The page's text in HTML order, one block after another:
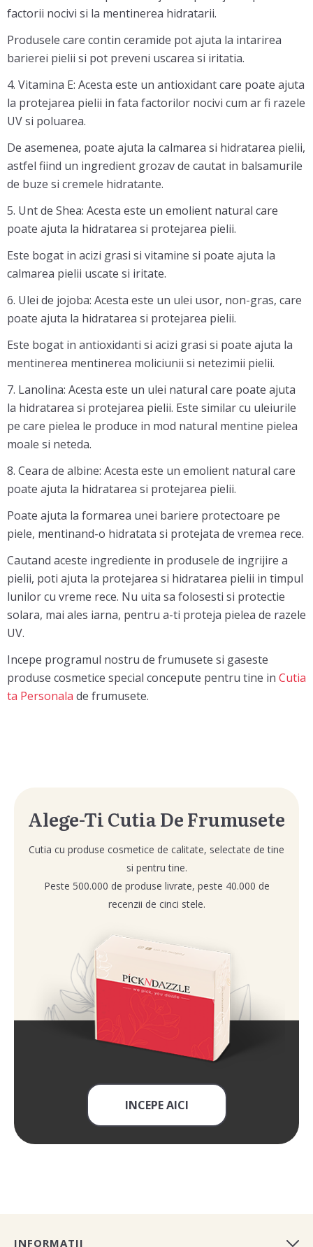
factorii nocivi si la mentinerea hidratarii.
Produsele care contin ceramide pot ajuta la intarirea
barierei pielii si pot preveni uscarea si iritatia.
4. Vitamina E: Acesta este un antioxidant care poate ajuta
la protejarea pielii in fata factorilor nocivi cum ar fi razele
UV si poluarea.
De asemenea, poate ajuta la calmarea si hidratarea pielii,
astfel fiind un ingredient grozav de cautat in balsamurile
de buze si cremele hidratante.
5. Unt de Shea: Acesta este un emolient natural care
poate ajuta la hidratarea si protejarea pielii.
Este bogat in acizi grasi si vitamine si poate ajuta la
calmarea pielii uscate si iritate.
6. Ulei de jojoba: Acesta este un ulei usor, non-gras, care
poate ajuta la hidratarea si protejarea pielii.
Este bogat in antioxidanti si acizi grasi si poate ajuta la
mentinerea mentinerea moliciunii si netezimii pielii.
7. Lanolina: Acesta este un ulei natural care poate ajuta
la hidratarea si protejarea pielii. Este similar cu uleiurile
pe care pielea le produce in mod natural mentine pielea
moale si neteda.
8. Ceara de albine: Acesta este un emolient natural care
poate ajuta la hidratarea si protejarea pielii.
Poate ajuta la formarea unei bariere protectoare pe
piele, mentinand-o hidratata si protejata de vremea rece.
Cautand aceste ingrediente in produsele de ingrijire a
pielii, poti ajuta la protejarea si hidratarea pielii in timpul
lunilor cu vreme rece. Nu uita sa folosesti si protectie
solara, mai ales iarna, pentru a-ti proteja pielea de razele
UV.
Incepe programul nostru de frumusete si gaseste
produse cosmetice special concepute pentru tine in Cutia
ta Personala de frumusete.
Alege-Ti Cutia De Frumusete
Cutia cu produse cosmetice de calitate, selectate de tine
si pentru tine.
Peste 500.000 de produse livrate, peste 40.000 de
recenzii de cinci stele.
INCEPE AICI
INFORMATII